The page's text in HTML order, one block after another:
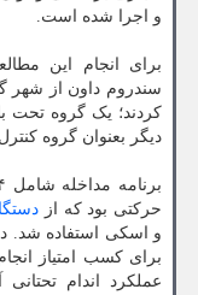
و اجرا شده است.
سندروم داون از شهر
کردند؛ یک گروه تحت
دیگر بعنوان گروه
حرکتی بود که از
و اسکی استفاده شد.
برای کسب امتیاز
عملکرد اندام